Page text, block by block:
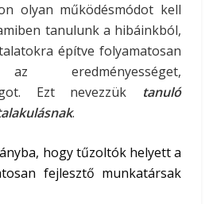
olyan működésmódot kell
tanulunk a hibáinkból,
építve folyamatosan
eredményességet,
Ezt nevezzük tanuló
.
hogy tűzoltók helyett a
fejlesztő munkatársak